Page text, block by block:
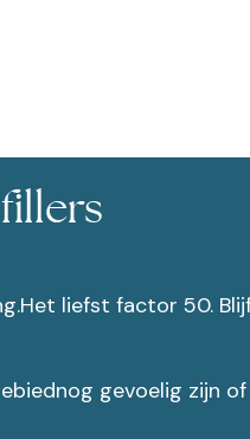
liefst factor 50.
gevoelig zijn of